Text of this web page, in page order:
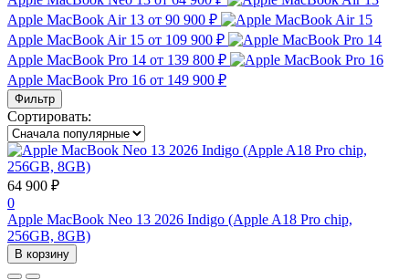
Apple MacBook Air 13 от 90 900 ₽
Apple MacBook Air 15 от 109 900 ₽
Apple MacBook Pro 14 от 139 800 ₽
Apple MacBook Pro 16 от 149 900 ₽
Фильтр
Сортировать:
64 900 ₽
0
Apple MacBook Neo 13 2026 Indigo (Apple A18 Pro chip,
256GB, 8GB)
В корзину